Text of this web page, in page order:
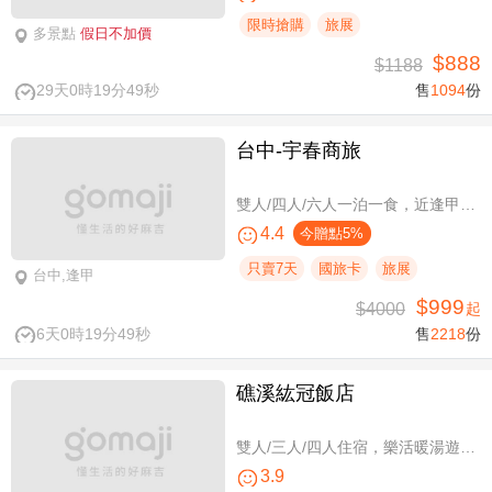
多景點 假日不加價
限時搶購 旅展
29天0時19分48秒
$1188 $888
售1094份
台中,逢甲
台中-宇春商旅
4.4 今贈點5%
只賣7天 國旅卡 旅展
6天0時19分48秒
$4000 $999起
售2218份
礁溪紘冠飯店
3.9